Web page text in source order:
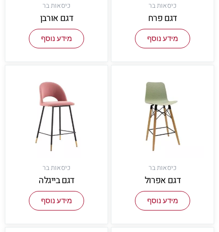
כיסאות בר
דגם פרח
מידע נוסף
כיסאות בר
דגם אורבן
מידע נוסף
כיסאות בר
דגם אפרול
מידע נוסף
כיסאות בר
דגם בייגלה
מידע נוסף